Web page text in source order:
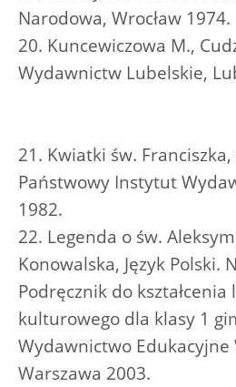
Narodowa, Wrocław 1974.
20. Kuncewiczowa M.,
Wydawnictw Lubelskie,
21. Kwiatki św. Franciszka,
Państwowy Instytut
1982.
22. Legenda o św.
Konowalska, Język Polski.
Podręcznik do kształcenia
kulturowego dla klasy 1
Wydawnictwo Edukacyjne
Warszawa 2003.